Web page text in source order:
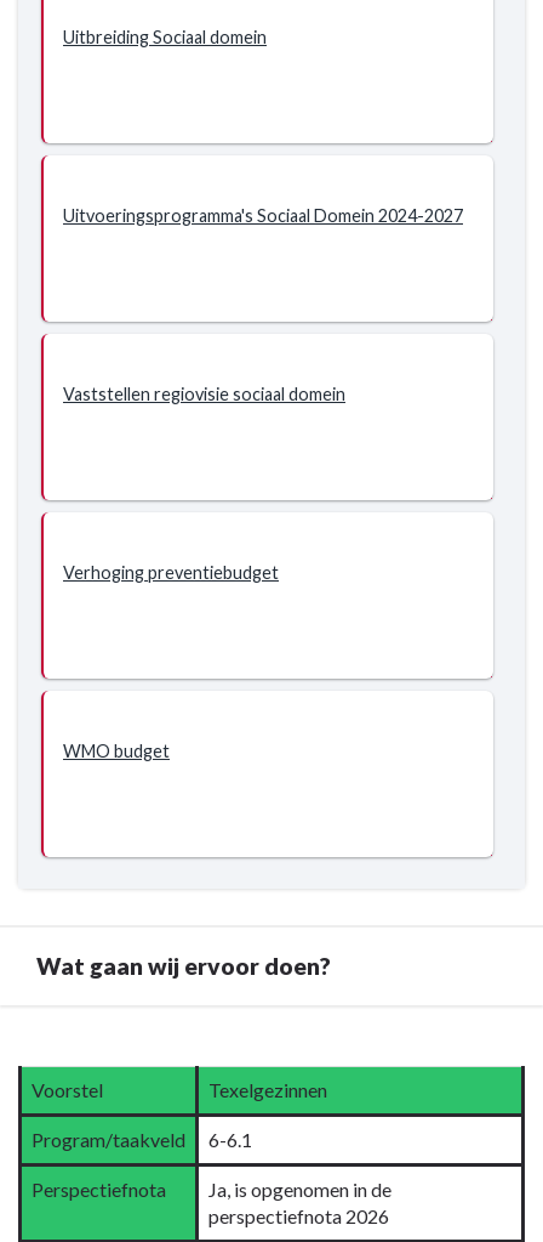
Uitbreiding Sociaal domein
Uitvoeringsprogramma's Sociaal Domein 2024-2027
Vaststellen regiovisie sociaal domein
Verhoging preventiebudget
WMO budget
Wat gaan wij ervoor doen?
naar
navigatie
6.1
Samenkracht
Voorstel Texelgezinnen
Program/taakveld 6-6.1
Perspectiefnota
Ja, is opgenomen in de
perspectiefnota 2026